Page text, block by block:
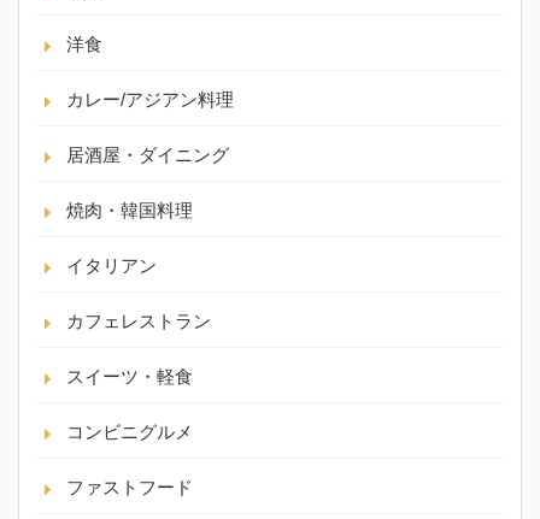
洋食
カレー/アジアン料理
居酒屋・ダイニング
焼肉・韓国料理
イタリアン
カフェレストラン
スイーツ・軽食
コンビニグルメ
ファストフード